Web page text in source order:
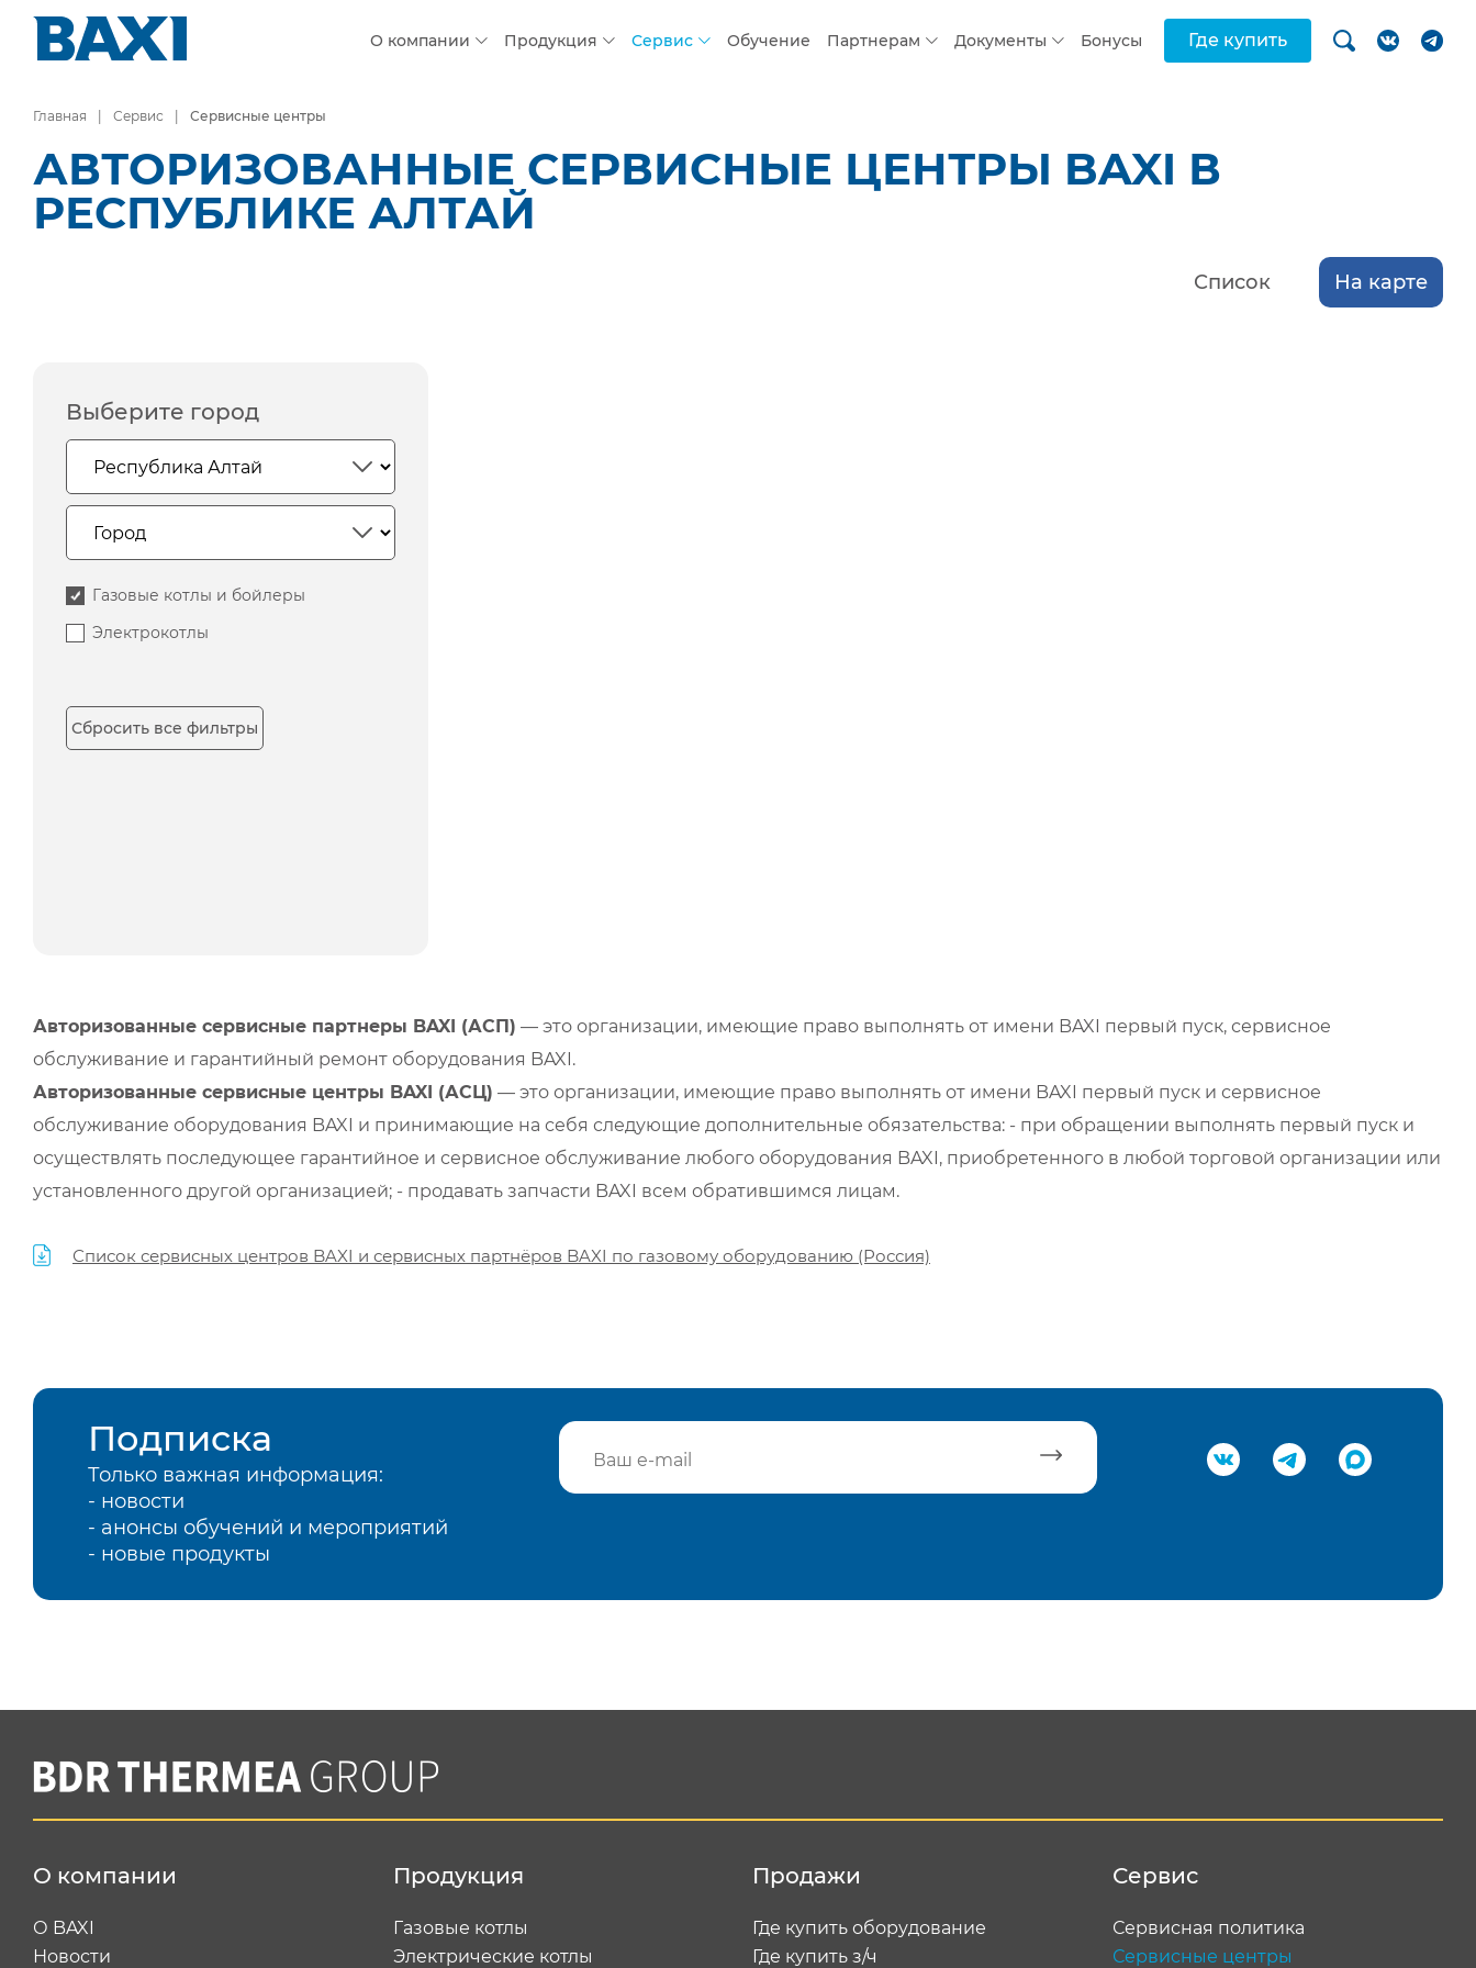
О компании Продукция Сервис Обучение Партнерам Документы Бонусы Где купить
Главная Сервис Сервисные центры
АВТОРИЗОВАННЫЕ СЕРВИСНЫЕ ЦЕНТРЫ BAXI В
РЕСПУБЛИКЕ АЛТАЙ
Список На карте
Выберите город
Газовые котлы и бойлеры
Электрокотлы
Сбросить все фильтры
Авторизованные сервисные партнеры BAXI (АСП) — это организации, имеющие право выполнять от имени BAXI первый пуск, сервисное
обслуживание и гарантийный ремонт оборудования BAXI.
Авторизованные сервисные центры BAXI (АСЦ) — это организации, имеющие право выполнять от имени BAXI первый пуск и сервисное
обслуживание оборудования BAXI и принимающие на себя следующие дополнительные обязательства: - при обращении выполнять первый пуск и
осуществлять последующее гарантийное и сервисное обслуживание любого оборудования BAXI, приобретенного в любой торговой организации или
установленного другой организацией; - продавать запчасти BAXI всем обратившимся лицам.
Список сервисных центров BAXI и сервисных партнёров BAXI по газовому оборудованию (Россия)
Подписка
Только важная информация:
- новости
- анонсы обучений и мероприятий
- новые продукты
О компании
О BAXI
Новости
Продукция
Газовые котлы
Электрические котлы
Продажи
Где купить оборудование
Где купить з/ч
Сервис
Сервисная политика
Сервисные центры